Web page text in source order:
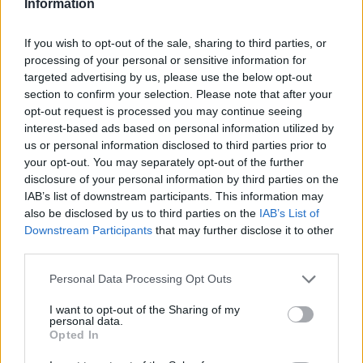
Information
If you wish to opt-out of the sale, sharing to third parties, or
processing of your personal or sensitive information for
targeted advertising by us, please use the below opt-out
section to confirm your selection. Please note that after your
opt-out request is processed you may continue seeing
interest-based ads based on personal information utilized by
us or personal information disclosed to third parties prior to
your opt-out. You may separately opt-out of the further
disclosure of your personal information by third parties on the
IAB’s list of downstream participants. This information may
also be disclosed by us to third parties on the IAB’s List of
Downstream Participants that may further disclose it to other
Personal Data Processing Opt Outs
I want to opt-out of the Sharing of my
personal data.
Opted In
5.4.2006
Problém snížení počtu aut prý tkví v pocitu osobní svobody a
vlastního rozhodování, oproti na př. veřejné dopravě, nebo
prostému omezení zbytečných cest.
Ing. Rudolf Kunzmann, CSc: Systém parkingu ve
městech řešit komplexně
5.4.2006
V městech ČR se řeší kde parkovat stále vzrůstající množství
automobilů. Prostory pro další povrchová parkoviště prostě
nejsou. Zejména v historických centrech měst. Povrchová
parkoviště, i se zvyšujícím se parkovným, již situaci nemohou řešit,
prostředky? A vůbec jak přistoupit k problému? Města nejsou
půjček s dlouhodobou splatností. Problematika parkingu není totiž
pouze věcí měst, ale vzhledem k závazkům ČR v oblasti čistoty
ovzduší je věcí i ČR. Tuto skutečnost a zkušenost lze